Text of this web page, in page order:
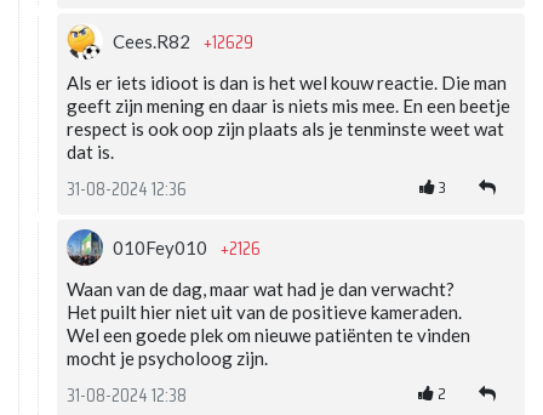
Cees.R82 +12629
Als er iets idioot is dan is het wel kouw reactie. Die man
geeft zijn mening en daar is niets mis mee. En een beetje
respect is ook oop zijn plaats als je tenminste weet wat
dat is.
31-08-2024 12:36 3
010Fey010 +2126
Waan van de dag, maar wat had je dan verwacht?
Het puilt hier niet uit van de positieve kameraden.
Wel een goede plek om nieuwe patiënten te vinden
mocht je psycholoog zijn.
31-08-2024 12:38 2